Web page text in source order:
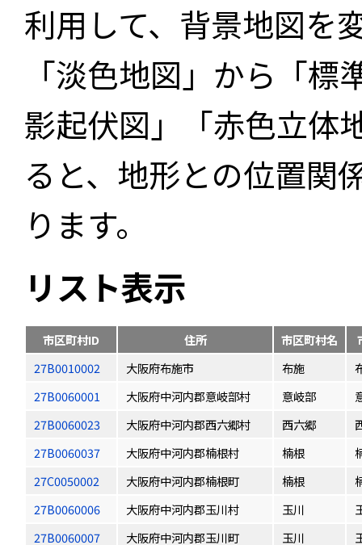
利用して、背景地図を
「淡色地図」から「
影起伏図」「赤色立体
ると、地形との位置関
ります。
リスト表示
市区町村ID 住所 市区町村名
27B0010002
大阪府布施市 布施
27B0060001
大阪府中河内郡意岐部村 意岐部
27B0060023
大阪府中河内郡西六郷村 西六郷
27B0060037
大阪府中河内郡楠根村 楠根
27C0050002
大阪府中河内郡楠根町 楠根
27B0060006
大阪府中河内郡玉川村 玉川
27B0060007
大阪府中河内郡玉川町 玉川